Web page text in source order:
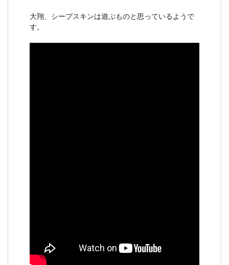
大翔、シープスキンは遊ぶものと思っているようで
す。